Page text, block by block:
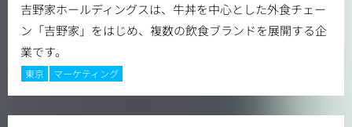
吉野家ホールディングスは、牛丼を中心とした外食チェー
ン「吉野家」をはじめ、複数の飲食ブランドを展開する企
業です。
東京 マーケティング